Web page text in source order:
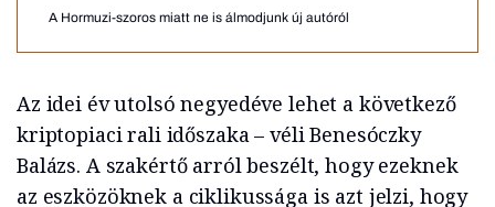
A Hormuzi-szoros miatt ne is álmodjunk új autóról
Az idei év utolsó negyedéve lehet a következő
kriptopiaci rali időszaka – véli Benesóczky
Balázs. A szakértő arról beszélt, hogy ezeknek
az eszközöknek a ciklikussága is azt jelzi, hogy